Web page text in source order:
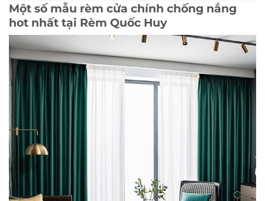
Một số mẫu rèm cửa chính chống nắng
hot nhất tại Rèm Quốc Huy